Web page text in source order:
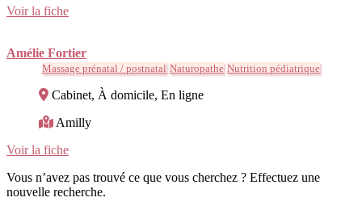
Voir la fiche
Amélie Fortier
Massage prénatal / postnatal Naturopathe Nutrition pédiatrique
Cabinet, À domicile, En ligne
Amilly
Voir la fiche
Vous n’avez pas trouvé ce que vous cherchez ? Effectuez une
nouvelle recherche.